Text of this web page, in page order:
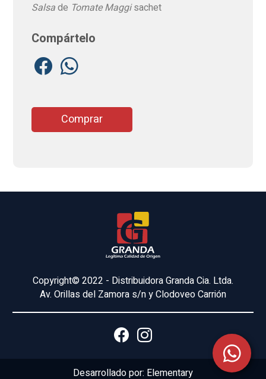
Salsade Tomate Maggisachet
Compártelo
Comprar
Copyright© 2022 - Distribuidora Granda Cia. Ltda.
Av. Orillas del Zamora s/n y Clodoveo Carrión
Desarrollado por: Elementary